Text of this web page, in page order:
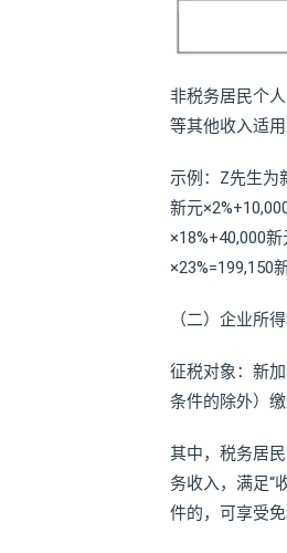
非税务居民个
等其他收入适用
示例：Z先生为
新元
×18%+40,000
×23%=199,150
（二）企业所
征税对象：新
条件的除外）
其中，税务居
务收入，满足“
件的，可享受免